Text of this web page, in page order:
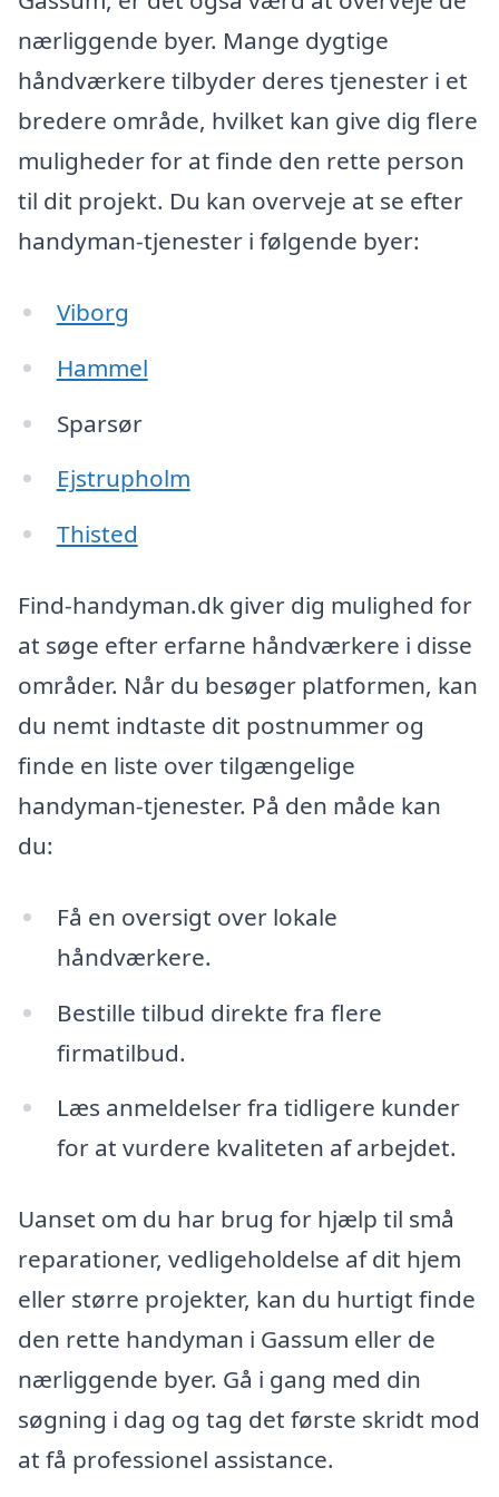
nærliggende byer. Mange dygtige
håndværkere tilbyder deres tjenester i et
bredere område, hvilket kan give dig flere
muligheder for at finde den rette person
til dit projekt. Du kan overveje at se efter
handyman-tjenester i følgende byer:
Viborg
Hammel
Sparsør
Ejstrupholm
Thisted
Find-handyman.dk giver dig mulighed for
at søge efter erfarne håndværkere i disse
områder. Når du besøger platformen, kan
du nemt indtaste dit postnummer og
finde en liste over tilgængelige
handyman-tjenester. På den måde kan
du:
Få en oversigt over lokale
håndværkere.
Bestille tilbud direkte fra flere
firmatilbud.
Læs anmeldelser fra tidligere kunder
for at vurdere kvaliteten af arbejdet.
Uanset om du har brug for hjælp til små
reparationer, vedligeholdelse af dit hjem
eller større projekter, kan du hurtigt finde
den rette handyman i Gassum eller de
nærliggende byer. Gå i gang med din
søgning i dag og tag det første skridt mod
at få professionel assistance.